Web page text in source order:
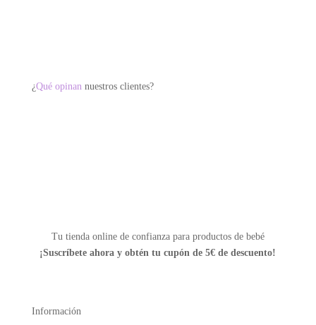
en
¿Qué opinan nuestros clientes?
Tu tienda online de confianza para productos de bebé
¡Suscríbete ahora yobtén tu cupón de 5€ de descuento!
Información